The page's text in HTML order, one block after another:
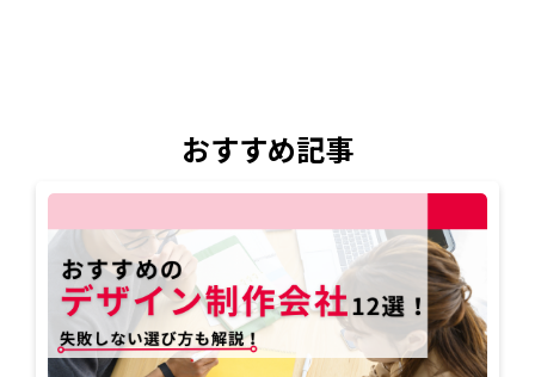
おすすめ記事